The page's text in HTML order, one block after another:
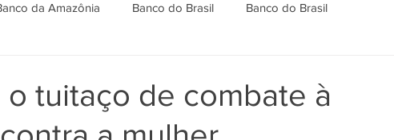
da Amazônia Banco do Brasil Banco do Brasil
Gerais Itaú Itaú Unibanco
o tuitaço de combate à